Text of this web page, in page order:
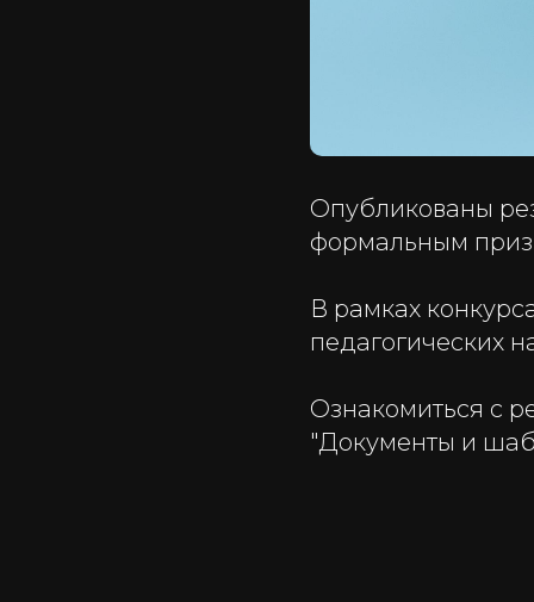
Опубликованы
формальным
В рамках
педагогических
Ознакомиться с
"Документы и